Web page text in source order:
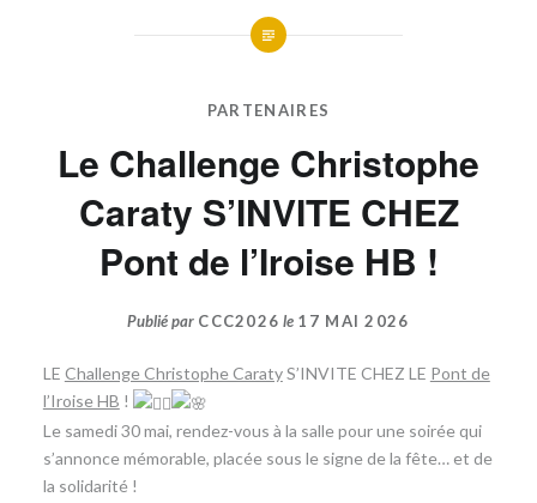
PARTENAIRES
Le Challenge Christophe
Caraty S’INVITE CHEZ
Pont de l’Iroise HB !
Publié par CCC2026 le 17 MAI 2026
LE Challenge Christophe CaratyS’INVITE CHEZ LE Pont de
l’Iroise HB !
​Le samedi 30 mai, rendez-vous à la salle pour une soirée qui
s’annonce mémorable, placée sous le signe de la fête… et de
la solidarité !